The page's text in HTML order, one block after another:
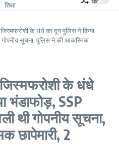
शिक्षा
के धंधे का दून पुलिस ने किया
गोपनीय सूचना, पुलिस ने की आकस्मिक
के धंधे
भंडाफोड़, SSP
थी गोपनीय सूचना,
छापेमारी, 2